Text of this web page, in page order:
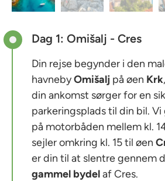
Dag 1: Omišalj - Cres
Din rejse begynder i den
havnebyOmišalj på øen Krk
din ankomst sørger for en
parkeringsplads til din bil. Vi
på motorbåden mellem kl.
sejler omkring kl. 15 til øen
er din til at slentre gennem
gammel bydelaf Cres.